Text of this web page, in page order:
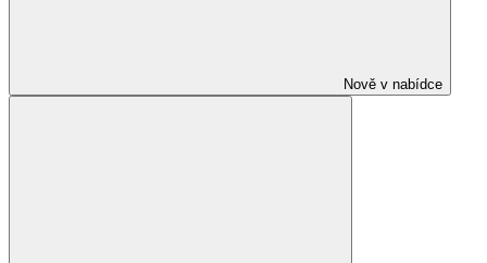
Nově v nabídce